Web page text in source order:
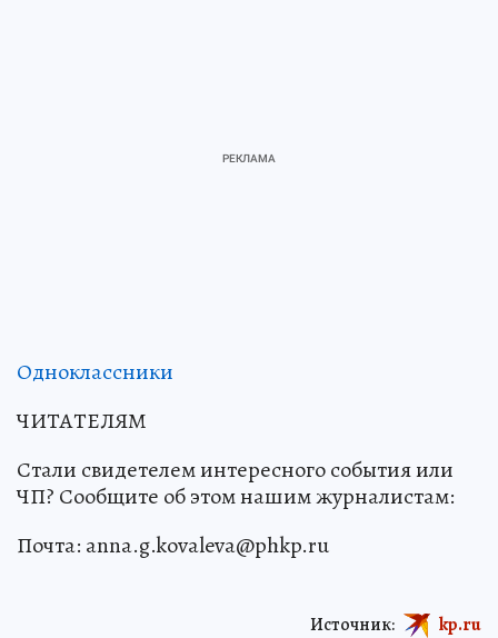
Одноклассники
ЧИТАТЕЛЯМ
Стали свидетелем интересного события или
ЧП? Сообщите об этом нашим журналистам:
Почта: anna.g.kovaleva@phkp.ru
Источник: kp.ru